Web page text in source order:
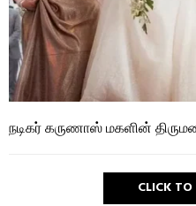
நடிகர் கருணாஸ் மகளின்
CLICK